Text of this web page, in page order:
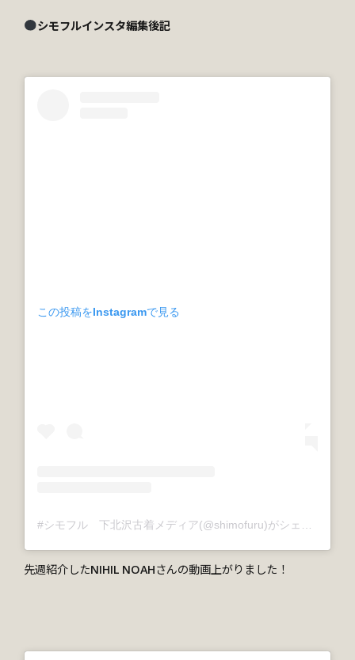
シモフルインスタ編集後記
この投稿をInstagramで見る
#シモフル 下北沢古着メディア(@shimofuru)がシェアした投稿
先週紹介したNIHIL NOAHさんの動画上がりました！